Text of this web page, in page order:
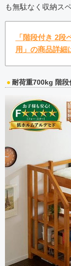
も無駄なく収納ス
「階段付き 2
用」の商品詳細
耐荷重700kg 階